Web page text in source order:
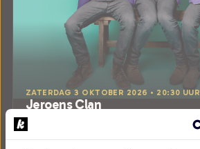
ZATERDAG 3 OKTOBER 2026 • 20:30 UUR
Jeroens Clan
't Tejaterke